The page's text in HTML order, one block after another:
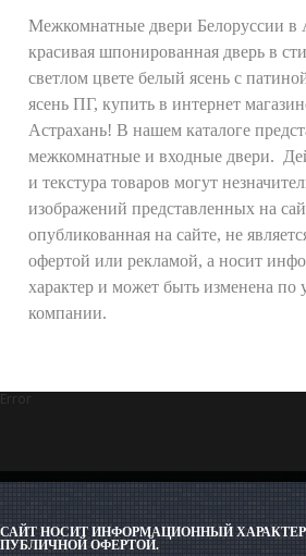
Межкомнатные двери Белоруссии в
красивая шпонированная дверь в
светлом цвете белый ясень с
ясень ПГ, купить в интернет
Астрахань! В нашем каталоге
межкомнатные и входные двери.
и текстура товаров могут
изображений представленных на
опубликованная на сайте, не
офертой или рекламой, а носит
характер и может быть изменена по
компании.
Error
САЙТ НОСИТ ИНФОРМАЦИОННЫЙ
ПУБЛИЧНОЙ ОФЕРТОЙ.